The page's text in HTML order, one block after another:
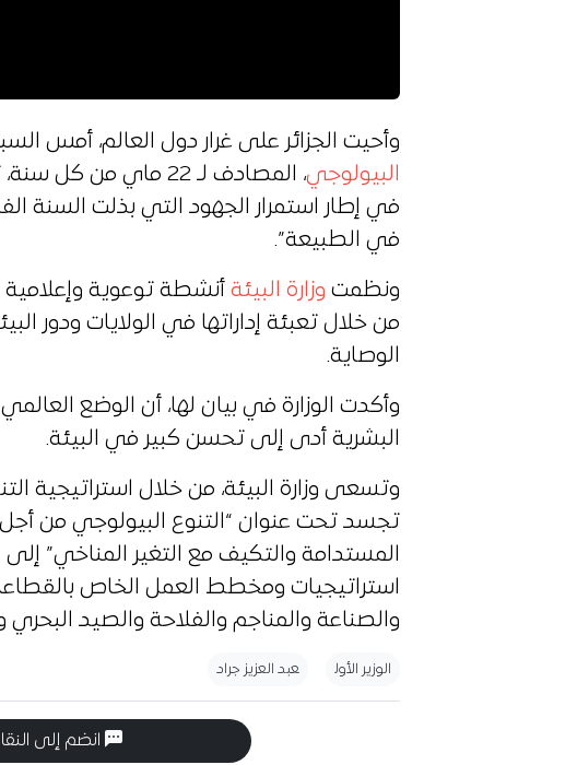
وأحيت الجزائر على غرار دول العالم، أمس
البيولوجي
، المصادف لـ 22 ماي
في إطار استمرار الجهود التي بذلت السنة
في الطبيعة”.
ونظمت وزارة البيئة أنشطة توعوية وإعلامية
من خلال تعبئة إداراتها في الولايات ودور
الوصاية.
وأكدت الوزارة في بيان لها، أن الوضع
البشرية أدى إلى تحسن كبير في البيئة.
تجسد تحت عنوان “التنوع البيولوجي من أجل
المستدامة والتكيف مع التغير المناخي” إلى
استراتيجيات ومخطط العمل الخاص
والصناعة والمناجم والفلاحة والصيد البحري
الوزير الأول عبد العزيز جراد
انضم إلى